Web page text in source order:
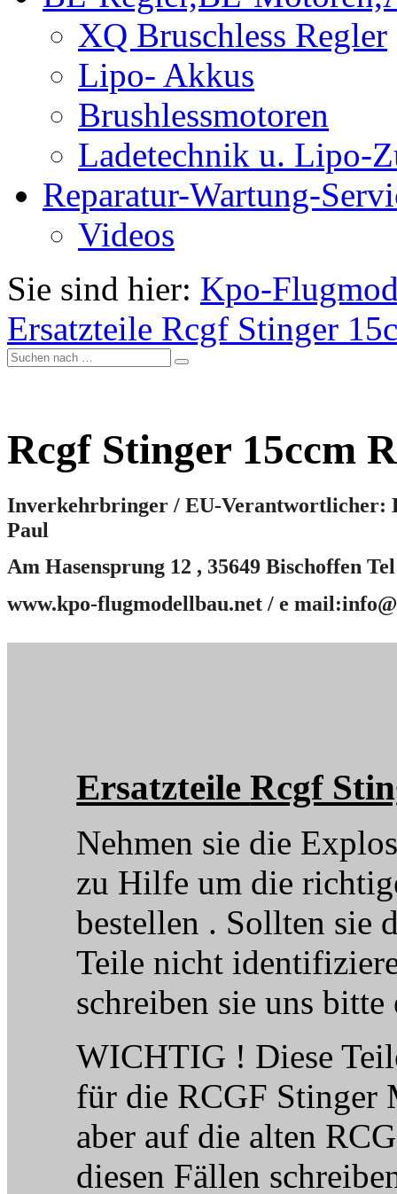
XQ Bruschless Regler
Lipo- Akkus
Brushlessmotoren
Ladetechnik u. Lipo-
Reparatur-Wartung-
Videos
Sie sind hier: Kpo-
Ersatzteile Rcgf Stinger
Rcgf Stinger 15ccm
Inverkehrbringer / EU-Verantwortlicher:
Paul
Am Hasensprung 12 , 35649 Bischoffen
www.kpo-flugmodellbau.net / e
ErsatzteileRcgf
Nehmen sie die
zu Hilfe um die
bestellen . Sollten sie
Teile nicht
schreiben sie uns
WICHTIG ! Diese
für die RCGF Stinger
aber auf die alten
diesen Fällen